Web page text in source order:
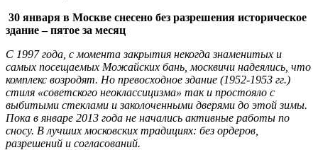
30 января в Москве снесено без разрешения историческое
здание – пятое за месяц
С 1997 года, с момента закрытия некогда знаменитых и
самых посещаемых Можайских бань, москвичи надеялись, что
комплекс возродят. Но превосходное здание (1952-1953 гг.)
стиля «советского неоклассицизма» так и простояло с
выбитыми стеклами и заколоченными дверями до этой зимы.
Пока в январе 2013 года не начались активные работы по
сносу. В лучших московских традициях: без ордеров,
разрешений и согласований.